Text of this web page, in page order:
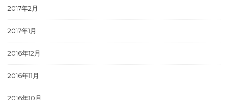
2017年2月
2017年1月
2016年12月
2016年11月
2016年10月